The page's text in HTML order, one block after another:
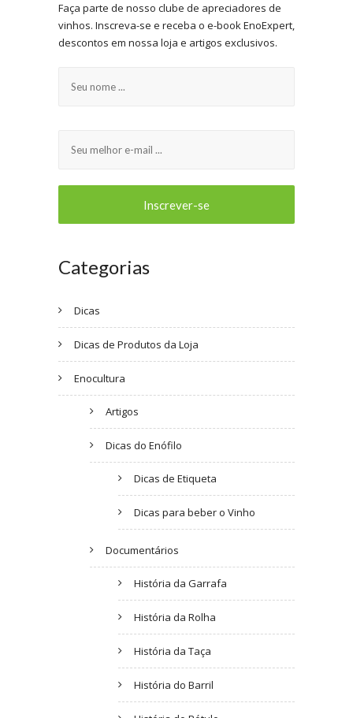
Faça parte de nosso clube de apreciadores de
vinhos. Inscreva-se e receba o e-book EnoExpert,
descontos em nossa loja e artigos exclusivos.
Categorias
Dicas
Dicas de Produtos da Loja
Enocultura
Artigos
Dicas do Enófilo
Dicas de Etiqueta
Dicas para beber o Vinho
Documentários
História da Garrafa
História da Rolha
História da Taça
História do Barril